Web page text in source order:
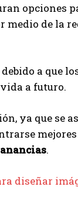
medio de la
a que
a futuro.
ya que se
.
diseñar